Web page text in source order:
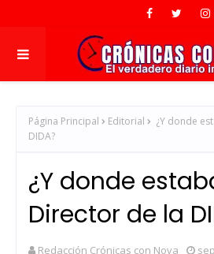
Página Principal Editorial
¿Y donde
DIDA?
¿Y donde
Director de la
Redacción Crónicas con Nova